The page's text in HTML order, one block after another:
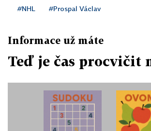
#NHL #Prospal Václav
Informace už máte
Teď je čas procvičit